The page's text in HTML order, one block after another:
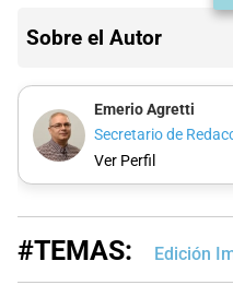
Sobre el Autor
Emerio Agretti
Secretario de
Ver Perfil
#TEMAS: Edición